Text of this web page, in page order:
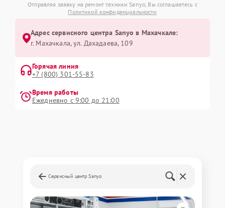
Отправляя заявку на ремонт техники Sanyo, Вы соглашаетесь с
Политикой конфиденциальности
Адрес сервисного центра Sanyo в Махачкале:
г. Махачкала, ул. Дахадаева, 109
Горячая линия
+7 (800) 301-55-83
Время работы
Ежедневно с 9:00 до 21:00
Сервисный центр Sanyo